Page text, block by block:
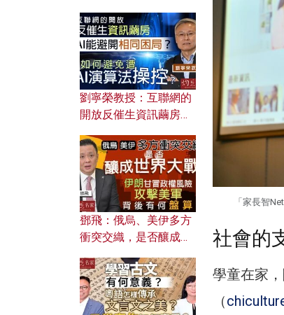
「家長智
社會的
學童在家
（
劉寧榮教授：互聯網的
開放反催生資訊繭房，
何避免遭AI演算法操
控？
鄧飛：俄烏、美伊多方
衝突交織，是否釀成世
風險攻擊美軍，背後有
何盤算？